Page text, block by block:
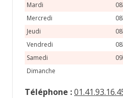
Mardi
Mercredi
Jeudi
Vendredi
Samedi
Dimanche
Téléphone :